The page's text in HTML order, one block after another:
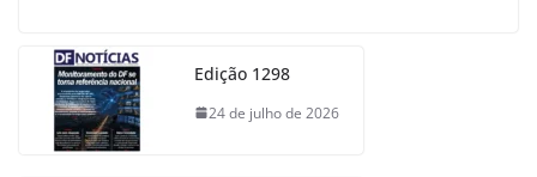
Edição 1298
24 de julho de 2026